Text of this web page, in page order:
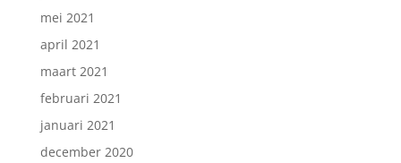
mei 2021
april 2021
maart 2021
februari 2021
januari 2021
december 2020